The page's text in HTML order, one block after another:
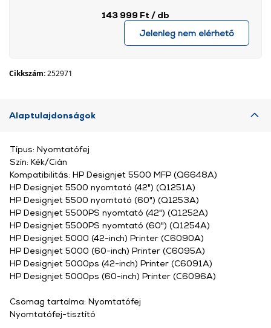
143 999 Ft / db
Jelenleg nem elérhető
Cikkszám:252971
Alaptulajdonságok
Típus: Nyomtatófej
Szín: Kék/Cián
Kompatibilitás: HP Designjet 5500 MFP (Q6648A)
HP Designjet 5500 nyomtató (42") (Q1251A)
HP Designjet 5500 nyomtató (60") (Q1253A)
HP Designjet 5500PS nyomtató (42") (Q1252A)
HP Designjet 5500PS nyomtató (60") (Q1254A)
HP Designjet 5000 (42-inch) Printer (C6090A)
HP Designjet 5000 (60-inch) Printer (C6095A)
HP Designjet 5000ps (42-inch) Printer (C6091A)
HP Designjet 5000ps (60-inch) Printer (C6096A)
Csomag tartalma: Nyomtatófej
Nyomtatófej-tisztító